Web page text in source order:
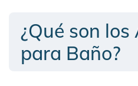
¿Qué son
para Baño?